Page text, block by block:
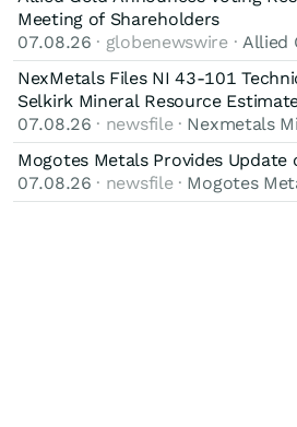
Meeting of Shareholders
07.08.26 · globenewswire · Allied
NexMetals Files NI 43-101
Selkirk Mineral Resource
07.08.26 · newsfile · Nexmetals
Mogotes Metals Provides
07.08.26 · newsfile · Mogotes